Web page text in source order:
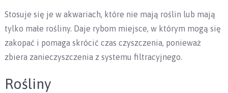
Stosuje się je w akwariach, które nie mają roślin lub mają
tylko małe rośliny. Daje rybom miejsce, w którym mogą się
zakopać i pomaga skrócić czas czyszczenia, ponieważ
zbiera zanieczyszczenia z systemu filtracyjnego.
Rośliny